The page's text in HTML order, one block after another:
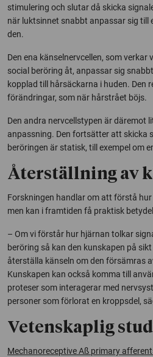
stimulering och slutar då skicka
när luktsinnet snabbt anpassar sig till
den.
Den ena känselnervcellen, som
social beröring åt, anpassar sig
kopplad till hårsäckarna i huden. Den
förändringar, som när hårstrået böjs.
Den andra nervcellstypen är däremot
anpassning. Den fortsätter att skicka
beröringen är statisk, till exempel om
Återställning av
Forskningen handlar om att förstå
men kan i framtiden få praktisk
– Om vi förstår hur hjärnan tolkar
beröring så kan den kunskapen på
återställa känseln om den försämras
Kunskapen kan också komma till
proteser som interagerar med
personer som förlorat en kroppsdel,
Vetenskaplig
Mechanoreceptive Aß primary